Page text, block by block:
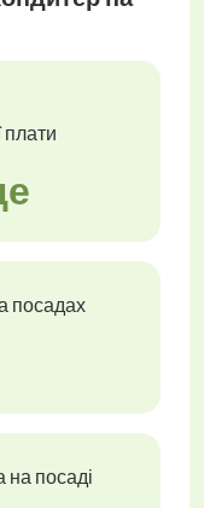
плати
посадах
на посаді